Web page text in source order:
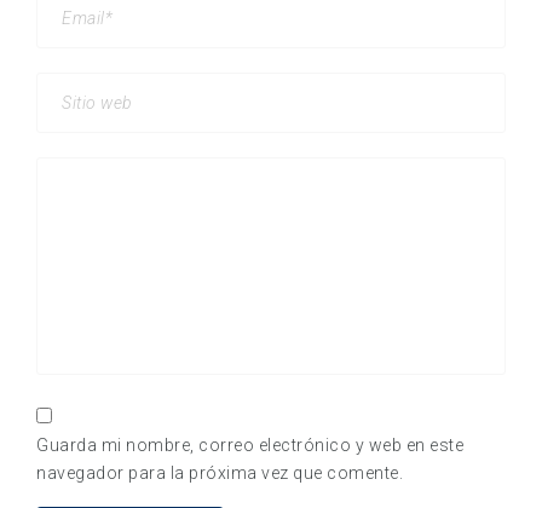
Guarda mi nombre, correo electrónico y web en este
navegador para la próxima vez que comente.